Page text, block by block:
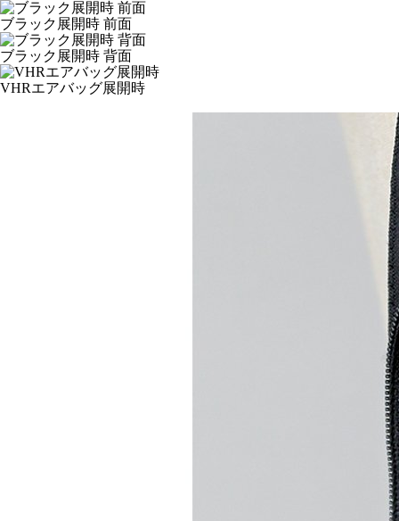
ブラック展開時 前面
ブラック展開時 背面
VHRエアバッグ展開時